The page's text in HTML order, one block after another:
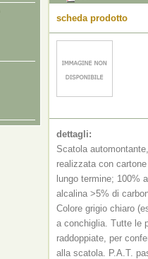
scheda prodotto
dettagli:
Scatola
realizzata con
lungo termine; 100%
alcalina >5% di
Colore grigio chiaro
a conchiglia. Tutte le
raddoppiate, per
alla scatola. P.A.T.